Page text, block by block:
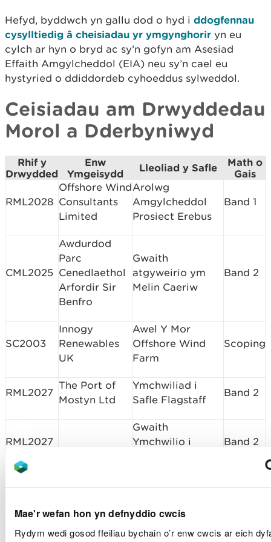
Mae'r wefan hon yn defnyddio cwcis
Rydym wedi gosod ffeiliau bychain o’r enw cwcis ar eich
Hefyd, byddwch yn gallu dod o hyd i ddogfennau
cysylltiedig â cheisiadau yr ymgynghorir yn eu
cylch ar hyn o bryd ac sy’n gofyn am Asesiad
Effaith Amgylcheddol (EIA) neu sy’n cael eu
hystyried o ddiddordeb cyhoeddus sylweddol.
Ceisiadau am Drwyddedau
Morol a Dderbyniwyd
Rhif y
Drwydded
Enw
Ymgeisydd
Lleoliad y Safle
Math o
Gais
RML2028
Offshore Wind
Consultants
Limited
Arolwg
Amgylcheddol
Prosiect Erebus
Band 1
CML2025
Awdurdod
Parc
Cenedlaethol
Arfordir Sir
Benfro
Gwaith
atgyweirio ym
Melin Caeriw
Band 2
SC2003
Innogy
Renewables
UK
Awel Y Mor
Offshore Wind
Farm
Scoping
RML2027
The Port of
Mostyn Ltd
Ymchwiliad i
Safle Flagstaff
Band 2
RML2027
Gwaith
Ymchwilio i
Band 2
Sindall
Rhyddhau a
Headwall